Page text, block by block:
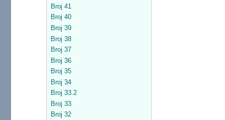
Broj 41
Broj 40
Broj 39
Broj 38
Broj 37
Broj 36
Broj 35
Broj 34
Broj 33.2
Broj 33
Broj 32